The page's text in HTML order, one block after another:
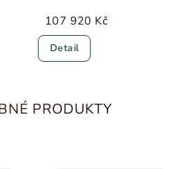
107 920 Kč
Detail
PRODUKTY